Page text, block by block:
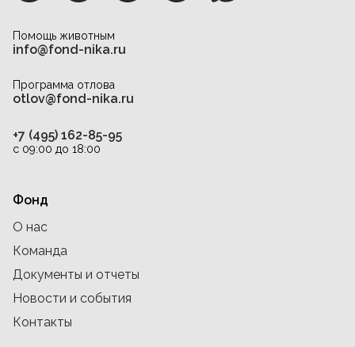
Помощь животным
info@fond-nika.ru
Программа отлова
otlov@fond-nika.ru
+7 (495) 162-85-95
с 09:00 до 18:00
Фонд
О нас
Команда
Документы и отчеты
Новости и события
Контакты